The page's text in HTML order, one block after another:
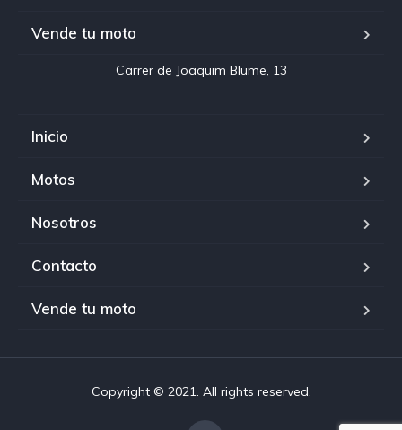
Vende tu moto
Inicio
Motos
Nosotros
Contacto
Vende tu moto
Copyright © 2021. All rights reserved.